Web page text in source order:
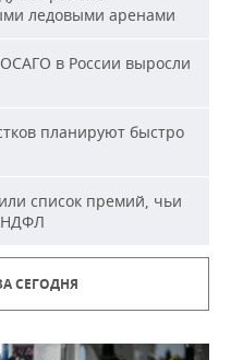
ледовыми аренами
в России выросли
планируют быстро
список премий, чьи
НДФЛ
СЕГОДНЯ